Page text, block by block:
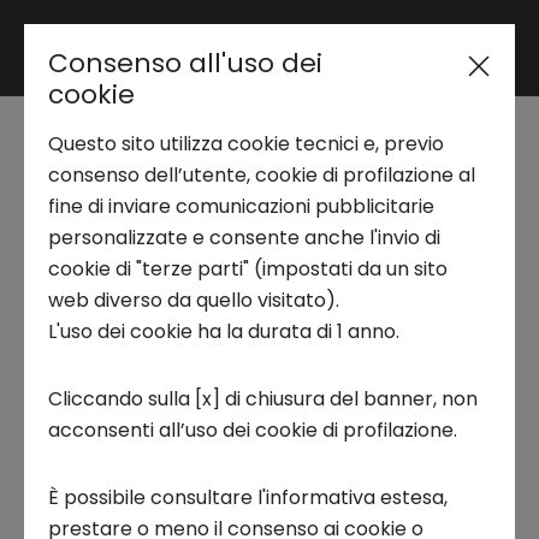
Area riservata
Trend Analysis
Applied Research
Startup Development
Business Transformation
Ecosystem enabling
Innovation Coffee |
Pulire il mare dai rifiuti.
Il modello circolare
WEBINAR, INNOVATION COFFEE
Consenso all'uso dei
cookie
Questo sito utilizza cookie tecnici e, previo
consenso dell’utente, cookie di profilazione al
fine di inviare comunicazioni pubblicitarie
personalizzate e consente anche l'invio di
cookie di "terze parti" (impostati da un sito
web diverso da quello visitato).
L'uso dei cookie ha la durata di 1 anno.
Cliccando sulla [x] di chiusura del banner, non
acconsenti all’uso dei cookie di profilazione.
È possibile consultare l'informativa estesa,
prestare o meno il consenso ai cookie o